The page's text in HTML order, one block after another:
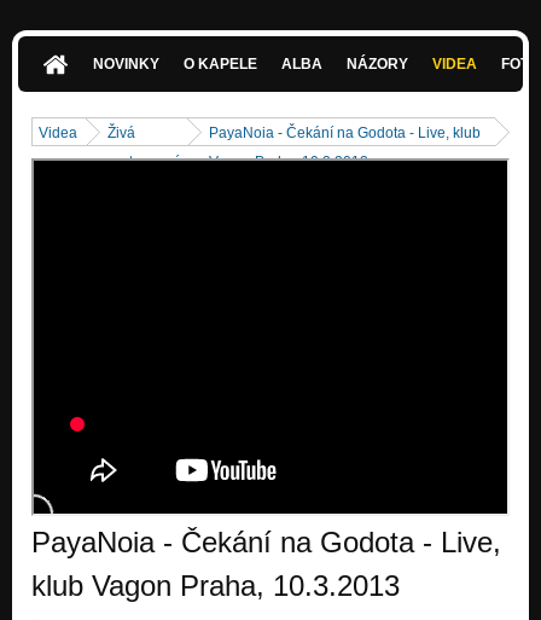
Ploty
Změň mou vůli
NOVINKY O KAPELE ALBA NÁZORY VIDEA
Videa
Živá
vystoupení
PayaNoia - Čekání na Godota - Live, klub
Vagon Praha, 10.3.2013
PayaNoia - Čekání na Godota - Live,
klub Vagon Praha, 10.3.2013